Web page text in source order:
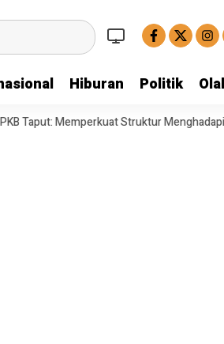
Hiburan Politik
Struktur Menghadapi Pemilu Legislatif